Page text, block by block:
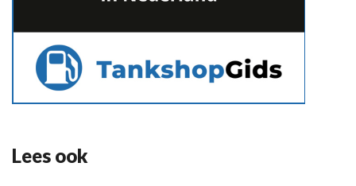
Lees ook